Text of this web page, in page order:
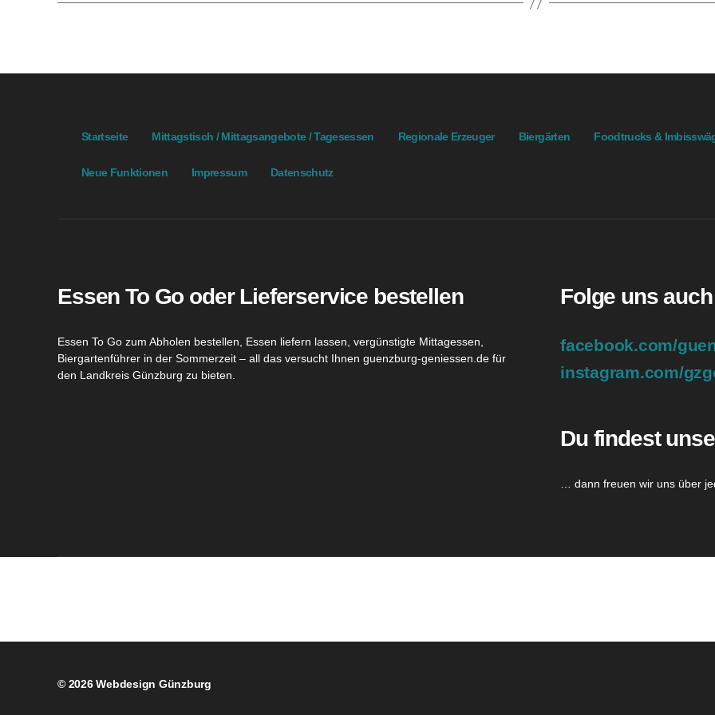
Startseite Mittagstisch / Mittagsangebote / Tagesessen Regionale Erzeuger Biergärten Foodtrucks &
Neue Funktionen Impressum Datenschutz
Essen To Go oder Lieferservice bestellen
Essen To Go zum Abholen bestellen, Essen liefern lassen, vergünstigte Mittagessen,
Biergartenführer in der Sommerzeit – all das versucht Ihnen guenzburg-geniessen.de für
den Landkreis Günzburg zu bieten.
Folge uns
facebook.com/
instagram.com/
Du findest
… dann freuen wir uns über
© 2026Webdesign Günzburg